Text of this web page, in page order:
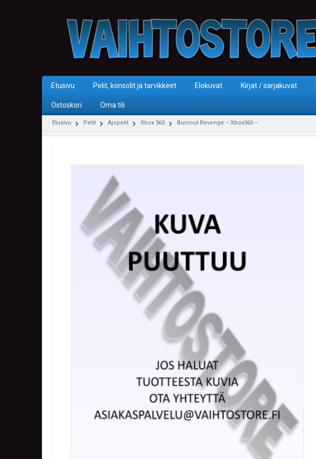
Etusivu Pelit, konsolit ja tarvikkeet Elokuvat Kirjat / sarjakuvat
Ostoskori Oma tili
Etusivu Pelit Ajopelit Xbox 360 Burnout Revenge – Xbox360 –